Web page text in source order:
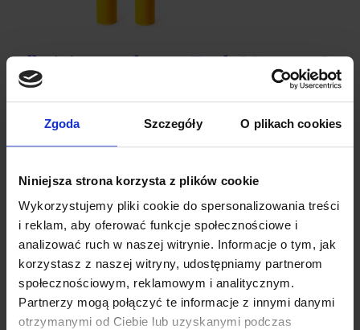
Zgoda Szczegóły O plikach cookies
Niniejsza strona korzysta z plików cookie
Wykorzystujemy pliki cookie do spersonalizowania treści
i reklam, aby oferować funkcje społecznościowe i
analizować ruch w naszej witrynie. Informacje o tym, jak
korzystasz z naszej witryny, udostępniamy partnerom
społecznościowym, reklamowym i analitycznym.
Partnerzy mogą połączyć te informacje z innymi danymi
otrzymanymi od Ciebie lub uzyskanymi podczas
Odbojnice regałowe – Rack-Mammut®
Barrier
Energochłonna ochrona regałów magazynowych. Certyfikowana
przez TÜV.
Odbojnice regałowe ECO RACK
Energochłonne odbojnice regałowe ECO RACK, sygnalizują i
chronią konstrukcje regałów metalowych przed uszkodzeniem.